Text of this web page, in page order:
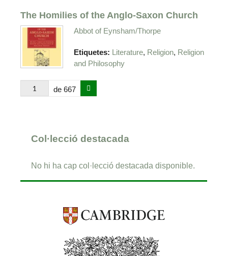
The Homilies of the Anglo-Saxon Church
Abbot of Eynsham/Thorpe
Etiquetes: Literature, Religion, Religion
and Philosophy
de 667
Col·lecció destacada
No hi ha cap col·lecció destacada disponible.